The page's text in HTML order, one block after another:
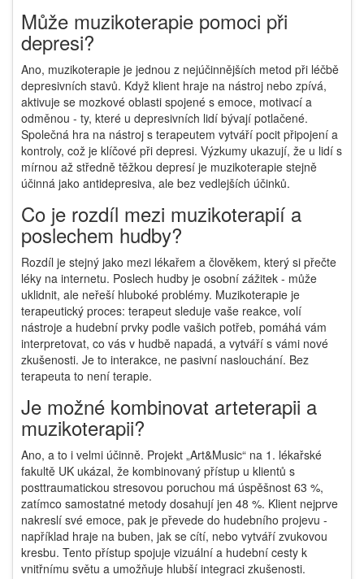
Může muzikoterapie pomoci při
depresi?
Ano, muzikoterapie je jednou z nejúčinnějších metod při léčbě
depresivních stavů. Když klient hraje na nástroj nebo zpívá,
aktivuje se mozkové oblasti spojené s emoce, motivací a
odměnou - ty, které u depresivních lidí bývají potlačené.
Společná hra na nástroj s terapeutem vytváří pocit připojení a
kontroly, což je klíčové při depresi. Výzkumy ukazují, že u lidí s
mírnou až středně těžkou depresí je muzikoterapie stejně
účinná jako antidepresiva, ale bez vedlejších účinků.
Co je rozdíl mezi muzikoterapií a
poslechem hudby?
Rozdíl je stejný jako mezi lékařem a člověkem, který si přečte
léky na internetu. Poslech hudby je osobní zážitek - může
uklidnit, ale neřeší hluboké problémy. Muzikoterapie je
terapeutický proces: terapeut sleduje vaše reakce, volí
nástroje a hudební prvky podle vašich potřeb, pomáhá vám
interpretovat, co vás v hudbě napadá, a vytváří s vámi nové
zkušenosti. Je to interakce, ne pasivní naslouchání. Bez
terapeuta to není terapie.
Je možné kombinovat arteterapii a
muzikoterapii?
Ano, a to i velmi účinně. Projekt „Art&Music“ na 1. lékařské
fakultě UK ukázal, že kombinovaný přístup u klientů s
posttraumatickou stresovou poruchou má úspěšnost 63 %,
zatímco samostatné metody dosahují jen 48 %. Klient nejprve
nakreslí své emoce, pak je převede do hudebního projevu -
například hraje na buben, jak se cítí, nebo vytváří zvukovou
kresbu. Tento přístup spojuje vizuální a hudební cesty k
vnitřnímu světu a umožňuje hlubší integraci zkušenosti.